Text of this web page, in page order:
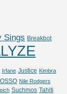
Sings Breakbot
Irfane Justice Kimbra
Nile Rodgers
Suchmos Tahiti